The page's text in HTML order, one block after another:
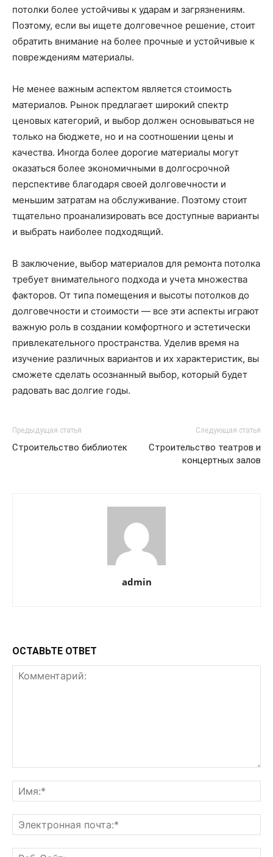
потолки более устойчивы к ударам и загрязнениям.
Поэтому, если вы ищете долговечное решение, стоит
обратить внимание на более прочные и устойчивые к
повреждениям материалы.
Не менее важным аспектом является стоимость
материалов. Рынок предлагает широкий спектр
ценовых категорий, и выбор должен основываться не
только на бюджете, но и на соотношении цены и
качества. Иногда более дорогие материалы могут
оказаться более экономичными в долгосрочной
перспективе благодаря своей долговечности и
меньшим затратам на обслуживание. Поэтому стоит
тщательно проанализировать все доступные варианты
и выбрать наиболее подходящий.
В заключение, выбор материалов для ремонта потолка
требует внимательного подхода и учета множества
факторов. От типа помещения и высоты потолков до
долговечности и стоимости — все эти аспекты играют
важную роль в создании комфортного и эстетически
привлекательного пространства. Уделив время на
изучение различных вариантов и их характеристик, вы
сможете сделать осознанный выбор, который будет
радовать вас долгие годы.
Предыдущая статья
Строительство библиотек
Следующая статья
Строительство театров и
концертных залов
admin
ОСТАВЬТЕ ОТВЕТ